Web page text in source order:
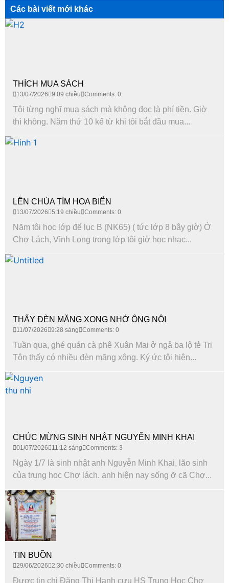
Các bài viết mới khác
THÍCH MUA SÁCH
13/07/2026 9:09 chiều Comments: 0
Tôi từng nghĩ mua sách mà không đọc là phí tiền. Giờ
thì không. Năm thứ 10 kể từ khi tôi bắt đầu mua...
LÊN CHÙA TÌM HOA BIỂN
13/07/2026 5:19 chiều Comments: 0
Năm tôi học lớp để lục B (NK65) ( tức lớp 8 bây giờ) Ở
Chợ Lách, Vĩnh Long trong lớp tôi giờ học nhạc...
THẤY ĐÈN MĂNG XONG NHỚ ÔNG NỘI
11/07/2026 9:28 sáng Comments: 0
Tuần qua, ghé quán cà phê Xuân Mai ở ngả ba lộ tẻ Tri
Tôn thấy có nhiều đèn măng xông. Ký ức tôi hiện...
CHÚC MỪNG SINH NHẬT NGUYỄN MINH KHAI
01/07/2026 11:12 sáng Comments: 3
Ngày 1/7 là sinh nhật anh Nguyễn Minh Khai, lão sinh
của trung hoc Chợ lách. anh hiện nay sống ỡ cã Chợ...
TIN BUỒN
29/06/2026 2:30 chiều Comments: 0
Được tin chị Đặng Thi Hanh cựu HS Trung Hoc Chợ